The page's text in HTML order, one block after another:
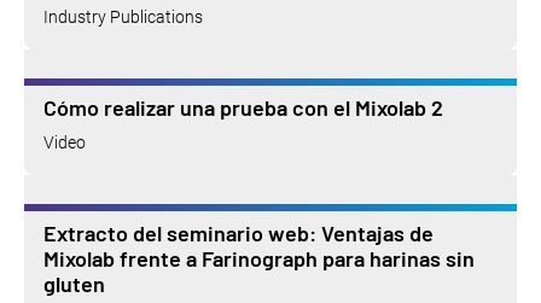
Industry Publications
Cómo realizar una prueba con el Mixolab 2
Video
Extracto del seminario web: Ventajas de
Mixolab frente a Farinograph para harinas sin
gluten